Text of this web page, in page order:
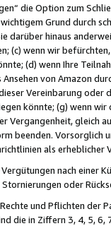
die Option zum
Grund durch
darüber hinaus
(c) wenn wir
(d) wenn Ihre
von Amazon
Vereinbarung
könnte; (g) wenn wir
Vergangenheit, gleich
beenden. Vorsorglich
als erheblicher
nach einer
oder
und Pflichten der
die in Ziffern 3, 4, 5,